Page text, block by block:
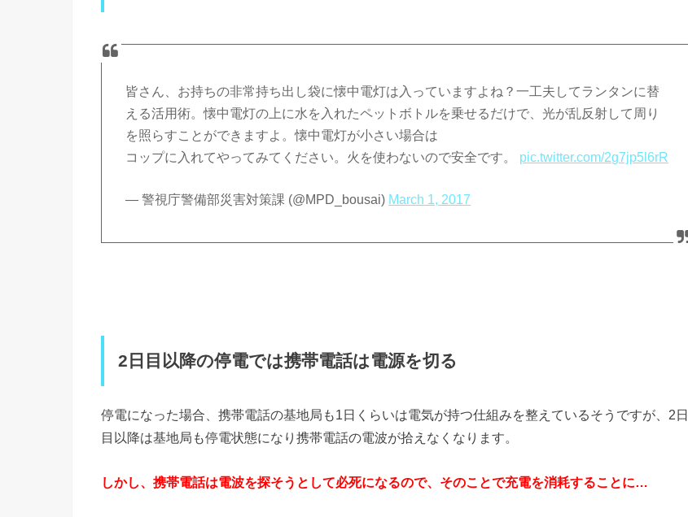
皆さん、お持ちの非常持ち出し袋に懐中電灯は入っていますよね？一工夫してランタンに替
える活用術。懐中電灯の上に水を入れたペットボトルを乗せるだけで、光が乱反射して周り
を照らすことができますよ。懐中電灯が小さい場合は
コップに入れてやってみてください。火を使わないので安全です。 pic.twitter.com/2g7jp5l6rR
— 警視庁警備部災害対策課 (@MPD_bousai) March 1, 2017
2日目以降の停電では携帯電話は電源を切る
停電になった場合、携帯電話の基地局も1日くらいは電気が持つ仕組みを整えているそうですが、2日
目以降は基地局も停電状態になり携帯電話の電波が拾えなくなります。
しかし、携帯電話は電波を探そうとして必死になるので、そのことで充電を消耗することに…